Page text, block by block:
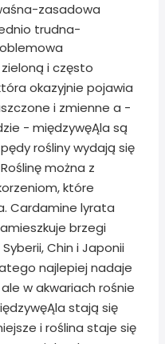
zasadowa
trudna-
i często
okazyjnie pojawia
i zmienne a -
- międzywęĄla są
rośliny wydają się
można z
które
Cardamine lyrata
brzegi
Chin i Japonii
najlepiej nadaje
w akwariach rośnie
stają się
i roślina staje się